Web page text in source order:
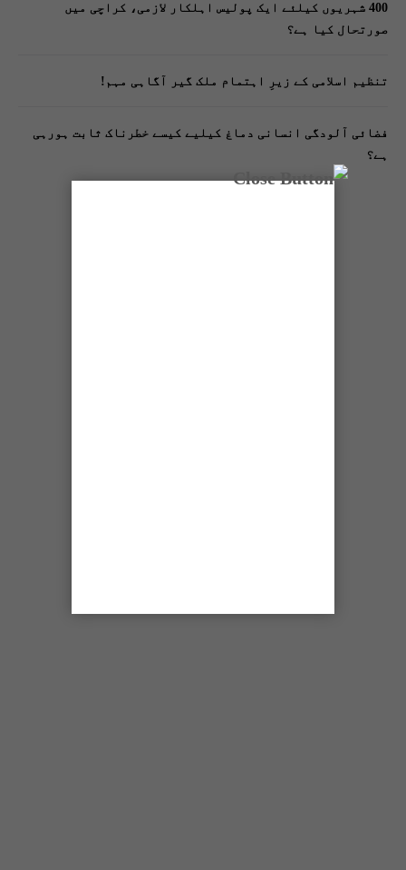
400 شہریوں کیلئے ایک پولیس اہلکار لازمی، کراچی میں
صورتحال کیا ہے؟
تنظیم اسلامی کے زیرِ اہتمام ملک گیر آگاہی مہم!
فضائی آلودگی انسانی دماغ کیلیے کیسے خطرناک ثابت ہورہی
ہے؟